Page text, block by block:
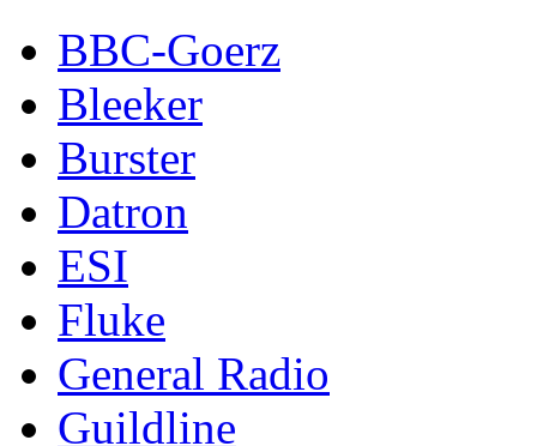
BBC-Goerz
Bleeker
Burster
Datron
ESI
Fluke
General Radio
Guildline